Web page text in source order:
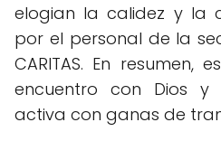
elogian la calidez y la
por el personal de la
CARITAS. En resumen,
encuentro con Dios y
activa con ganas de